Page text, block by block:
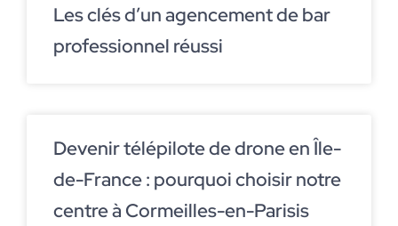
Les clés d’un agencement de bar
professionnel réussi
Devenir télépilote de drone en Île-
de-France : pourquoi choisir notre
centre à Cormeilles-en-Parisis